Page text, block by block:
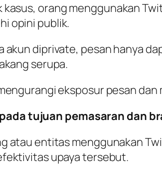
kasus, orang menggunakan
opini publik.
akun diprivate, pesan hanya
serupa.
eksposur pesan
tujuan pemasaran dan
atau entitas menggunakan
upaya tersebut.